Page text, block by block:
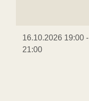
16.10.2026 19:00 -
21:00